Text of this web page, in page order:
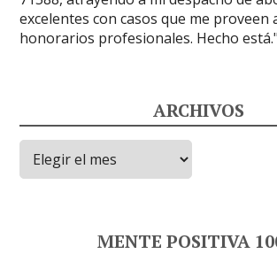
ARCHIVOS
Archivos
MENTE POSITIVA